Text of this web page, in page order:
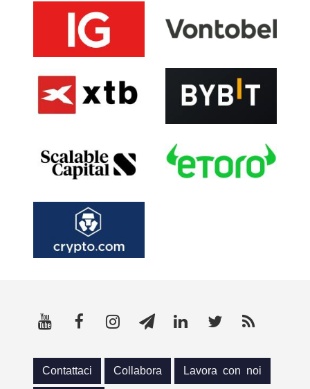
Contattaci Collabora Lavora con noi